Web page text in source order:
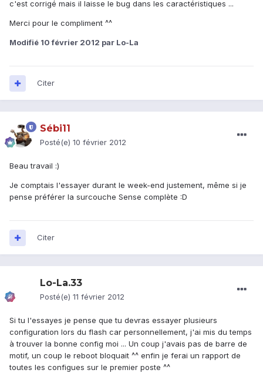
c'est corrigé mais il laisse le bug dans les caractéristiques ...
Merci pour le compliment ^^
Modifié 10 février 2012 par Lo-La
Citer
Sébi11
Posté(e) 10 février 2012
Beau travail :)
Je comptais l'essayer durant le week-end justement, même si je
pense préférer la surcouche Sense complète :D
Citer
Lo-La.33
Posté(e) 11 février 2012
Si tu l'essayes je pense que tu devras essayer plusieurs
configuration lors du flash car personnellement, j'ai mis du temps
à trouver la bonne config moi ... Un coup j'avais pas de barre de
motif, un coup le reboot bloquait ^^ enfin je ferai un rapport de
toutes les configues sur le premier poste ^^